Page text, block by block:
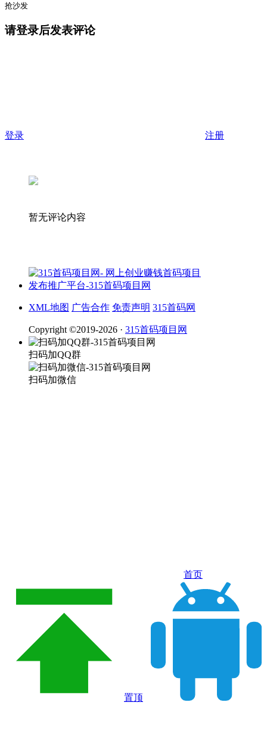
抢沙发
请登录后发表评论
登录 注册
暂无评论内容
XML地图 广告合作 免责声明 315首码网
Copyright ©2019-2026 · 315首码项目网
扫码加QQ群
扫码加微信
首页
置顶